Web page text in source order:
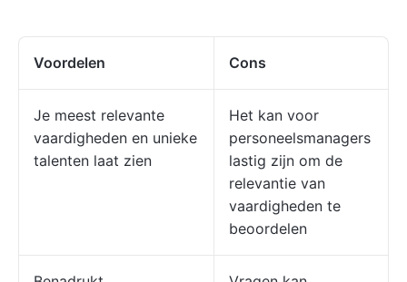
Voordelen Cons
Je meest relevante
vaardigheden en unieke
talenten laat zien
Het kan voor
personeelsmanagers
lastig zijn om de
relevantie van
vaardigheden te
beoordelen